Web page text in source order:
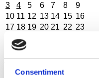
Consentiment
3
4 5 6 7 8
9
10 11 12 13 14 15 16
17 18 19 20 21 22 23
24 25
31
« jul.